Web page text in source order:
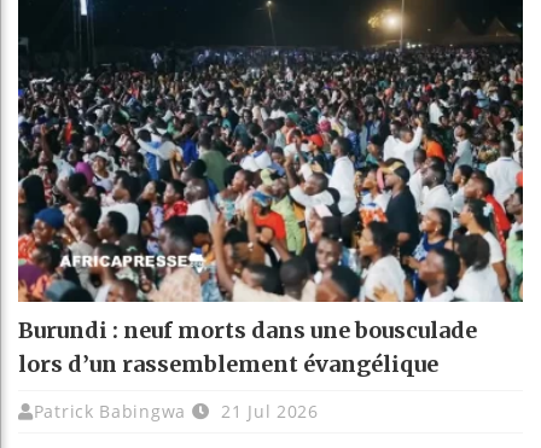
Burundi : neuf morts dans une bousculade
lors d’un rassemblement évangélique
Patrick Babingwa 21 Jul 2026